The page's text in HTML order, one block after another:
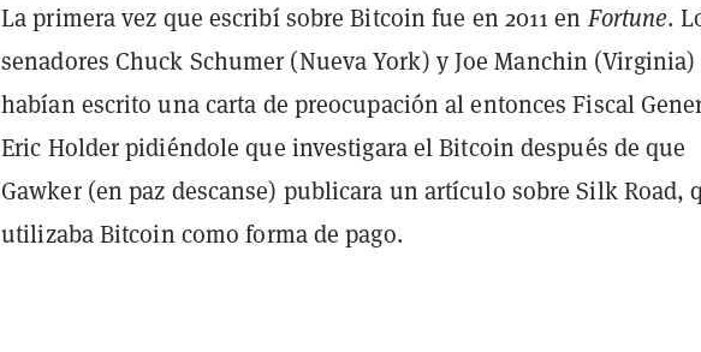
La primera vez que escribí sobre Bitcoin fue en 2011 enFortune.
senadores Chuck Schumer (Nueva York) y Joe Manchin (Virginia)
habían escrito una carta de preocupación al entonces Fiscal
Eric Holder pidiéndole que investigara el Bitcoin después de que
Gawker (en paz descanse) publicara un artículo sobre Silk Road,
utilizaba Bitcoin como forma de pago.